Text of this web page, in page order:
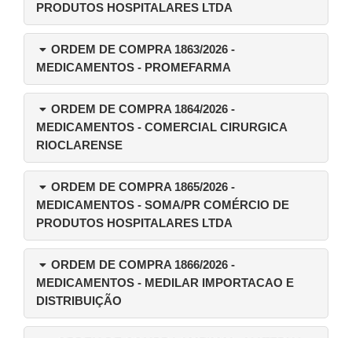
PRODUTOS HOSPITALARES LTDA
ORDEM DE COMPRA 1863/2026 -
MEDICAMENTOS - PROMEFARMA
ORDEM DE COMPRA 1864/2026 -
MEDICAMENTOS - COMERCIAL CIRURGICA
RIOCLARENSE
ORDEM DE COMPRA 1865/2026 -
MEDICAMENTOS - SOMA/PR COMÉRCIO DE
PRODUTOS HOSPITALARES LTDA
ORDEM DE COMPRA 1866/2026 -
MEDICAMENTOS - MEDILAR IMPORTACAO E
DISTRIBUIÇÃO